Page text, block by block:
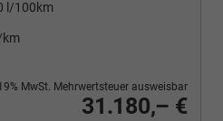
l/100km
km
31.180,– €
MwSt. Mehrwertsteuer ausweisbar